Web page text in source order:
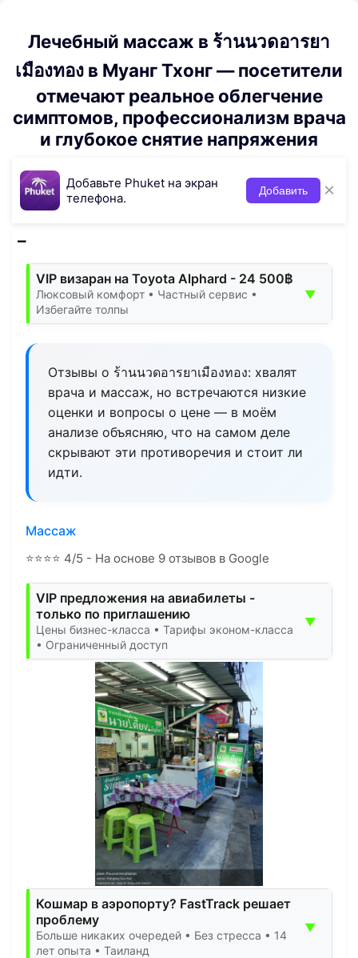
Лечебный массаж в ร้านนวดอารยา
เมืองทอง в Муанг Тхонг — посетители
отмечают реальное облегчение
симптомов, профессионализм врача
и глубокое снятие напряжения
Добавьте Phuket на экран
телефона.
Добавить ×
VIP визаран на Toyota Alphard - 24 500฿
Люксовый комфорт • Частный сервис •
Избегайте толпы
▼
Отзывы о ร้านนวดอารยาเมืองทอง: хвалят
врача и массаж, но встречаются низкие
оценки и вопросы о цене — в моём
анализе объясняю, что на самом деле
скрывают эти противоречия и стоит ли
идти.
Массаж
⭐⭐⭐⭐ 4/5 - На основе 9 отзывов в Google
VIP предложения на авиабилеты -
только по приглашению
Цены бизнес-класса • Тарифы эконом-класса
• Ограниченный доступ
▼
Кошмар в аэропорту? FastTrack решает
проблему
Больше никаких очередей • Без стресса • 14
лет опыта • Таиланд
▼